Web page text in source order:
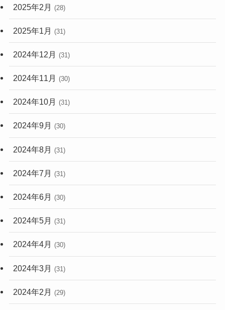
2025年2月 (28)
2025年1月 (31)
2024年12月 (31)
2024年11月 (30)
2024年10月 (31)
2024年9月 (30)
2024年8月 (31)
2024年7月 (31)
2024年6月 (30)
2024年5月 (31)
2024年4月 (30)
2024年3月 (31)
2024年2月 (29)